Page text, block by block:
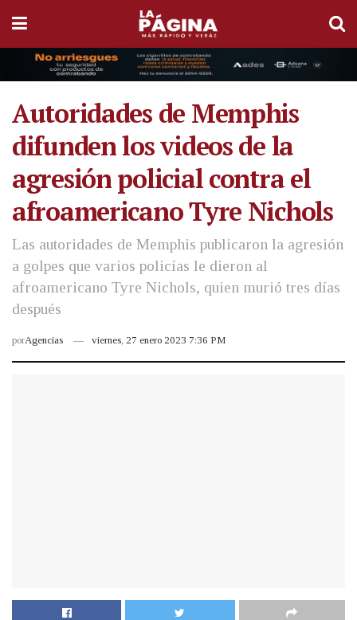
Autoridades de Memphis
difunden los videos de la
agresión policial contra el
afroamericano Tyre Nichols
Las autoridades de Memphis publicaron la agresión
a golpes que varios policías le dieron al
afroamericano Tyre Nichols, quien murió tres días
después
porAgencias viernes, 27 enero 2023 7:36 PM